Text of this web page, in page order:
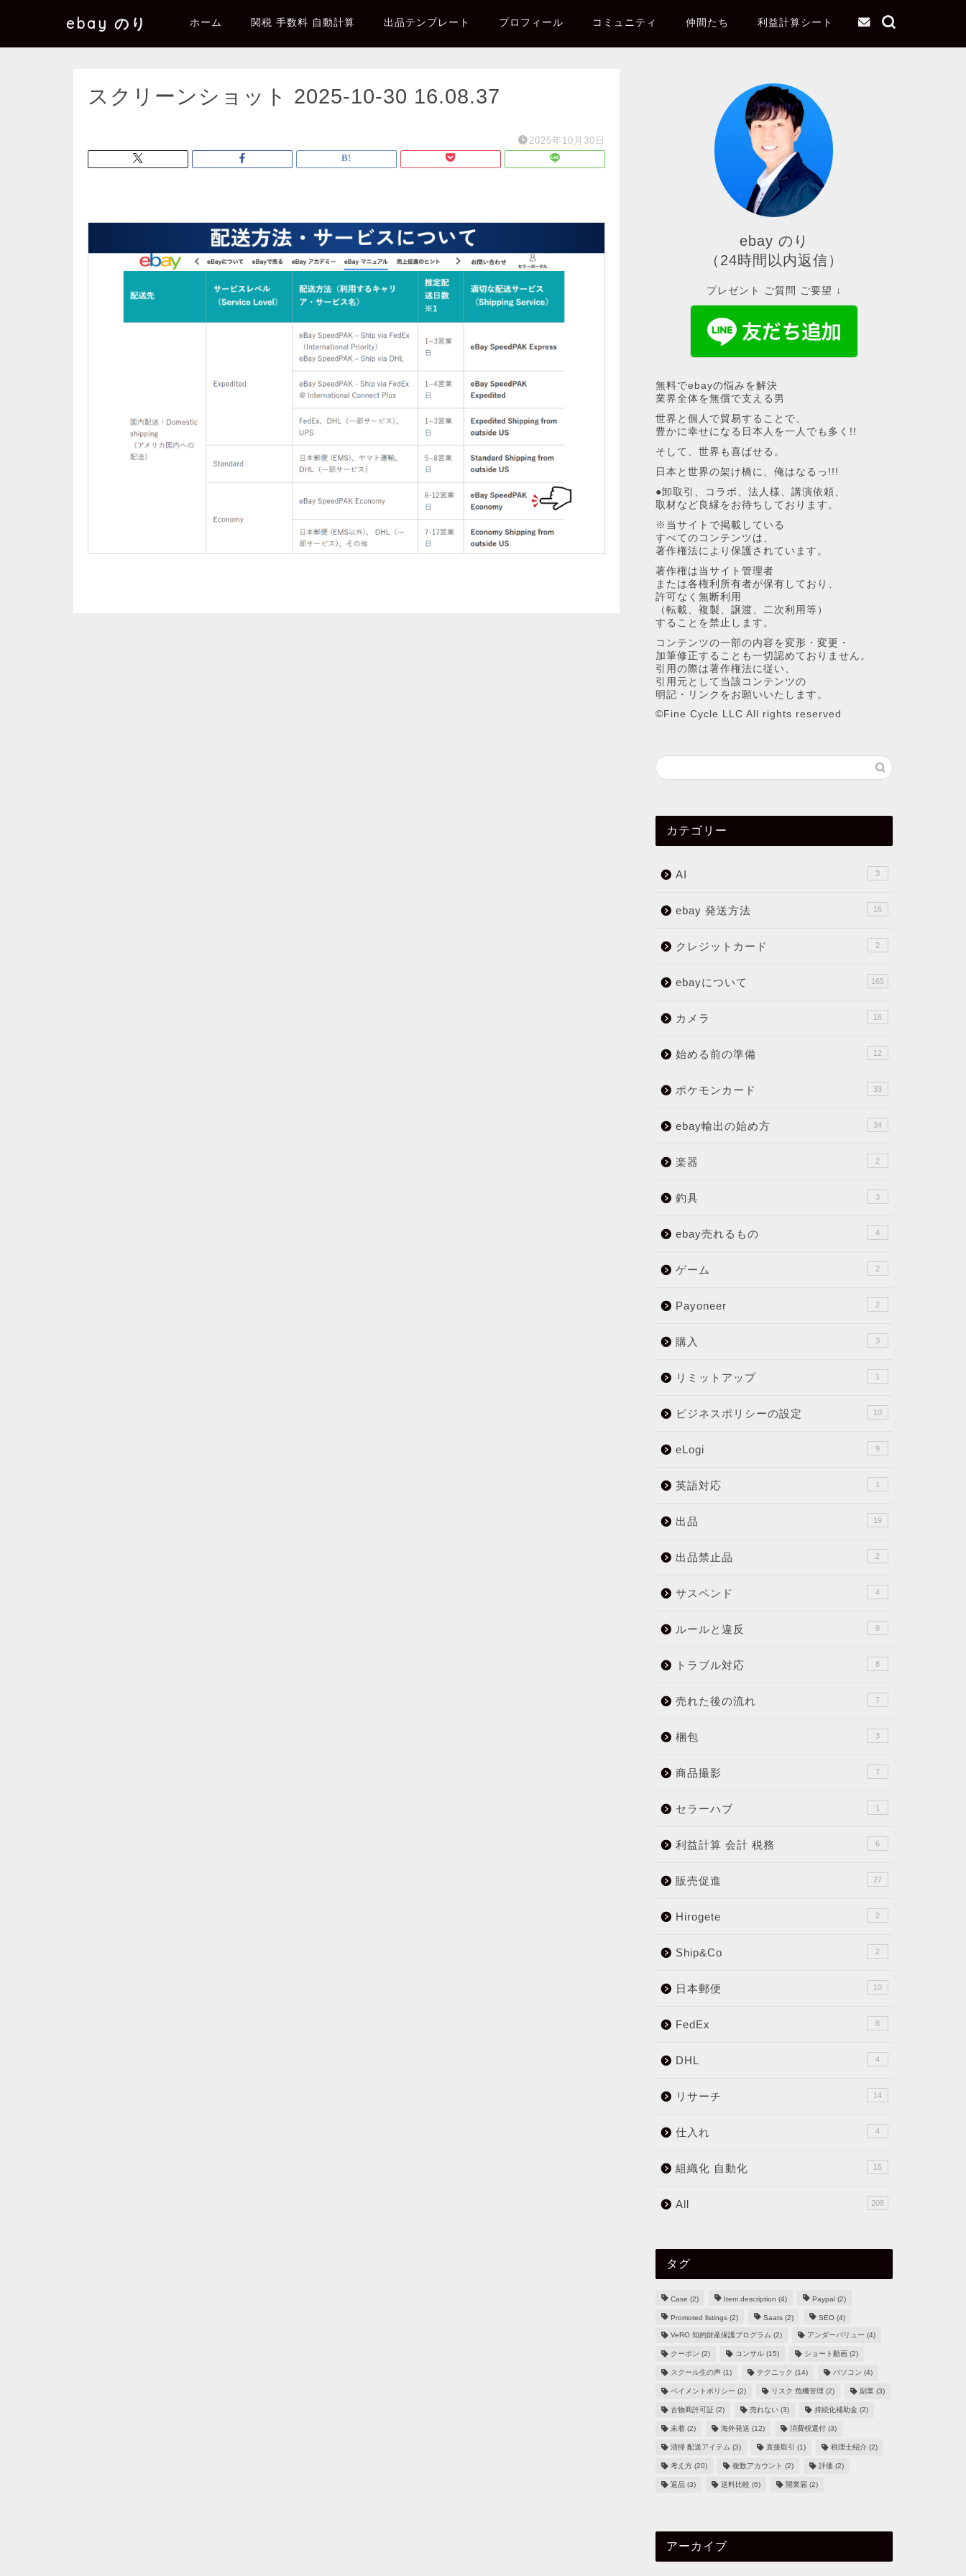
ebay のり ホーム 関税 手数料 自動計算 出品テンプレート プロフィール コミュニティ 仲間たち 利益計算シート
スクリーンショット 2025-10-30 16.08.37
2025年10月30日
ebay のり
（24時間以内返信）
プレゼント ご質問 ご要望 ↓
無料でebayの悩みを解決
業界全体を無償で支える男
世界と個人で貿易することで、
豊かに幸せになる日本人を一人でも多く!!
そして、世界も喜ばせる。
日本と世界の架け橋に、俺はなるっ!!!
●卸取引、コラボ、法人様、講演依頼、
取材など良縁をお待ちしております。
※当サイトで掲載している
すべてのコンテンツは、
著作権法により保護されています。
著作権は当サイト管理者
または各権利所有者が保有しており、
許可なく無断利用
（転載、複製、譲渡、二次利用等）
することを禁止します。
コンテンツの一部の内容を変形・変更・
加筆修正することも一切認めておりません。
引用の際は著作権法に従い、
引用元として当該コンテンツの
明記・リンクをお願いいたします。
©︎Fine Cycle LLC All rights reserved
カテゴリー
AI 3
ebay 発送方法 16
クレジットカード 2
ebayについて 165
カメラ 16
始める前の準備 12
ポケモンカード 33
ebay輸出の始め方 34
楽器 2
釣具 3
ebay売れるもの 4
ゲーム 2
Payoneer 2
購入 3
リミットアップ 1
ビジネスポリシーの設定 10
eLogi 9
英語対応 1
出品 19
出品禁止品 2
サスペンド 4
ルールと違反 9
トラブル対応 8
売れた後の流れ 7
梱包 3
商品撮影 7
セラーハブ 1
利益計算 会計 税務 6
販売促進 27
Hirogete 2
Ship&Co 2
日本郵便 10
FedEx 8
DHL 4
リサーチ 14
仕入れ 4
組織化 自動化 15
All 208
タグ
Case (2) Item description (4) Paypal(2)
Promoted listings(2) Saats(2) SEO(4)
VeRO 知的財産保護プログラム (2) アンダーバリュー (4)
クーポン (2) コンサル(15) ショート動画(2)
スクール生の声(1) テクニック (14) パソコン (4)
ペイメントポリシー (2) リスク 危機管理 (2) 副業 (3)
古物商許可証(2) 売れない(3) 持続化補助金(2)
未着(2) 海外発送 (12) 消費税還付(3)
清掃 配送アイテム (3) 直接取引 (1) 税理士紹介(2)
考え方(20) 複数アカウント (2) 評価 (2)
返品(3) 送料比較 (6) 開業届 (2)
アーカイブ